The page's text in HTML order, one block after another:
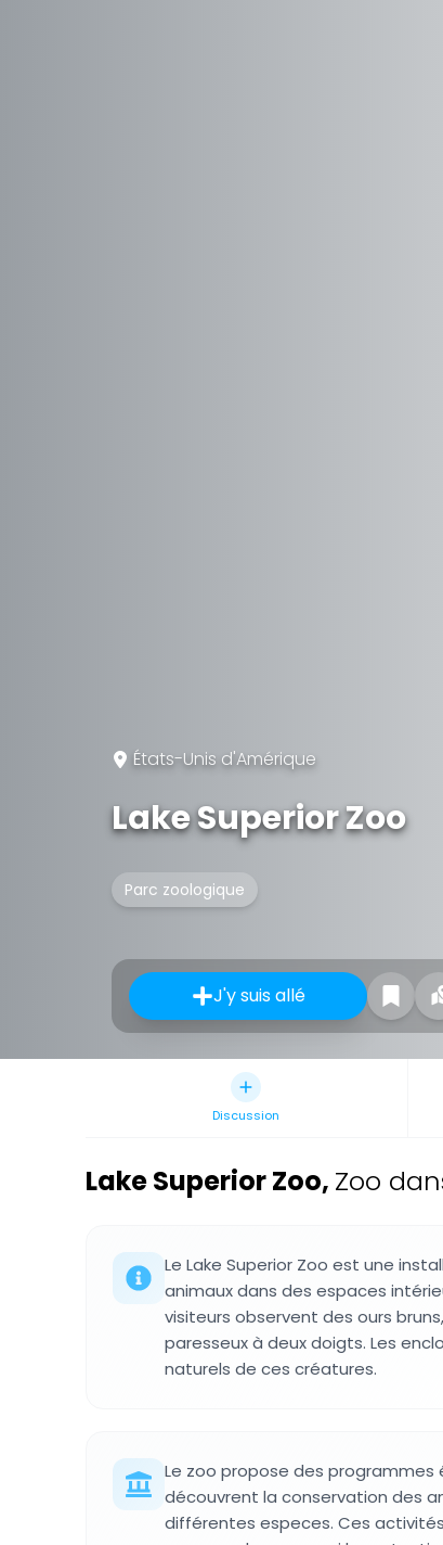
États-Unis d'Amérique
Lake Superior Zoo
Parc zoologique
J'y suis allé
Discussion
Lake Superior Zoo, Zoo
Le Lake Superior Zoo est une
animaux dans des espaces
visiteurs observent des ours
paresseux à deux doigts. Les
naturels de ces créatures.
Le zoo propose des
découvrent la conservation des
différentes especes. Ces